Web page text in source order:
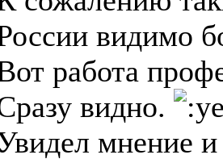
видимо
работа
видно.
мнение и